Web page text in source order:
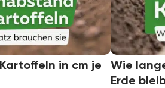
in cm je
Wie
Erde